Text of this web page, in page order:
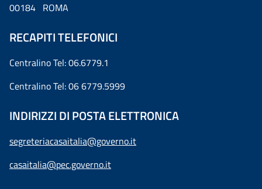
00184 ROMA
RECAPITI TELEFONICI
Centralino Tel: 06.6779.1
Centralino Tel: 06 6779.5999
INDIRIZZI DI POSTA ELETTRONICA
segreteriacasaitalia@governo.it
casaitalia@pec.governo.it